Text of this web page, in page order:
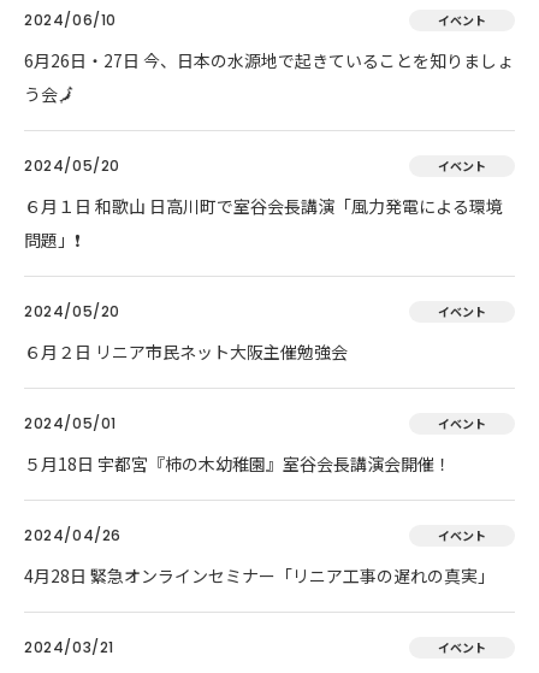
2024/06/10 イベント
6月26日・27日 今、日本の水源地で起きていることを知りましょ
う会🗾
2024/05/20 イベント
６月１日 和歌山 日高川町で室谷会長講演「風力発電による環境
問題」❗
2024/05/20 イベント
６月２日 リニア市民ネット大阪主催勉強会
2024/05/01 イベント
５月18日 宇都宮『柿の木幼稚園』室谷会長講演会開催！
2024/04/26 イベント
4月28日 緊急オンラインセミナー「リニア工事の遅れの真実」
2024/03/21 イベント